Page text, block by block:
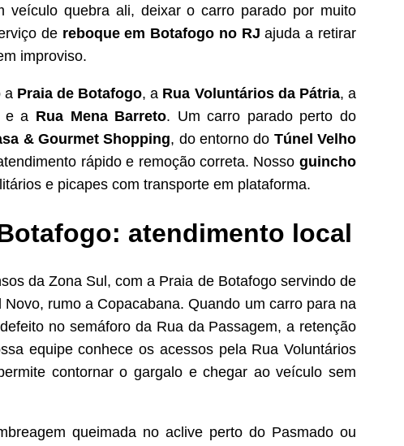
veículo quebra ali, deixar o carro parado por muito
de reboque em Botafogo no RJ ajuda a retirar
improviso.
a Praia de Botafogo, a Rua Voluntários da Pátria, a
e a Rua Mena Barreto. Um carro parado perto do
& Gourmet Shopping, do entorno do Túnel Velho
rápido e remoção correta. Nosso guincho
e picapes com transporte em plataforma.
atendimento local
da Zona Sul, com a Praia de Botafogo servindo de
rumo a Copacabana. Quando um carro para na
no semáforo da Rua da Passagem, a retenção
equipe conhece os acessos pela Rua Voluntários
contornar o gargalo e chegar ao veículo sem
queimada no aclive perto do Pasmado ou